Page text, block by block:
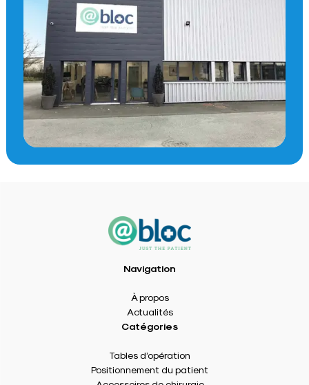
Navigation
À propos
Actualités
Catégories
Tables d’opération
Positionnement du patient